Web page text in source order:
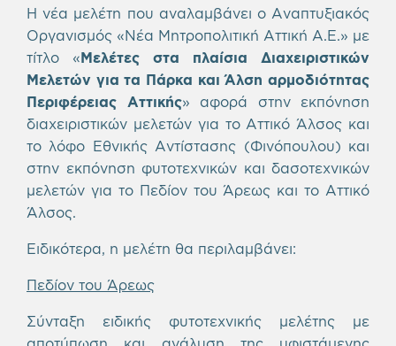
Η νέα μελέτη που αναλαμβάνει ο Αναπτυξιακός
Οργανισμός «Νέα Μητροπολιτική Αττική A.E.» με
τίτλο «Μελέτες στα πλαίσια Διαχειριστικών
Μελετών για τα Πάρκα και Άλση αρμοδιότητας
Περιφέρειας Αττικής» αφορά στην εκπόνηση
διαχειριστικών μελετών για το Αττικό Άλσος και
το λόφο Εθνικής Αντίστασης (Φινόπουλου) και
στην εκπόνηση φυτοτεχνικών και δασοτεχνικών
μελετών για το Πεδίον του Άρεως και το Αττικό
Άλσος.
Ειδικότερα, η μελέτη θα περιλαμβάνει:
Πεδίον του Άρεως
Σύνταξη ειδικής φυτοτεχνικής μελέτης με